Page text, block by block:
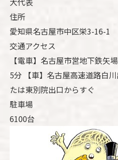
住所
愛知県名古屋市中区栄3-16-1
交通アクセス
【電車】名古屋市営地下鉄矢
5分 【車】名古屋高速道路白
たは東別院出口からすぐ
駐車場
6100台